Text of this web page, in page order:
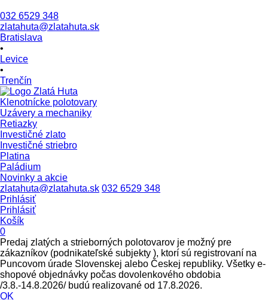
032 6529 348
zlatahuta@zlatahuta.sk
Bratislava
•
Levice
•
Trenčín
Klenotnícke polotovary
Uzávery a mechaniky
Retiazky
Investičné zlato
Investičné striebro
Platina
Paládium
Novinky a akcie
zlatahuta@zlatahuta.sk 032 6529 348
Prihlásiť
Prihlásiť
Košík
0
Predaj zlatých a strieborných polotovarov je možný pre
zákazníkov (podnikateľské subjekty ), ktorí sú registrovaní na
Puncovom úrade Slovenskej alebo Českej republiky. Všetky e-
shopové objednávky počas dovolenkového obdobia
/3.8.-14.8.2026/ budú realizované od 17.8.2026.
OK